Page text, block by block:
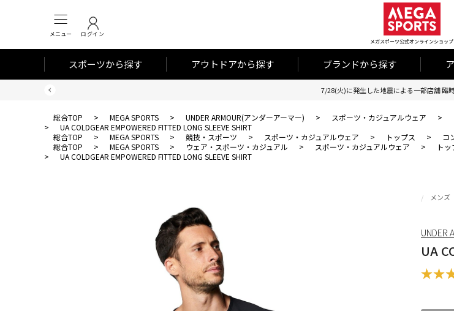
メニュー ログイン
メガスポーツ公式オンラインショップ
スポーツから探す アウトドアから探す ブランドから探す
7/28(火)に発生した地震による一部店舗 臨
総合TOP > MEGA SPORTS > UNDER ARMOUR(アンダーアーマー) > スポーツ・カジュアルウェア >
>
UA COLDGEAR EMPOWERED FITTED LONG SLEEVE SHIRT
総合TOP
> MEGA SPORTS > 競技・スポーツ > スポーツ・カジュアルウェア > トップス > コ
総合TOP
> MEGA SPORTS > ウェア・スポーツ・カジュアル > スポーツ・カジュアルウェア > トッ
>
UA COLDGEAR EMPOWERED FITTED LONG SLEEVE SHIRT
メンズ
UA
UNDER